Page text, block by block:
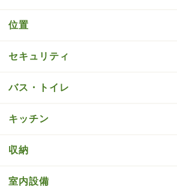
位置
セキュリティ
バス・トイレ
キッチン
収納
室内設備